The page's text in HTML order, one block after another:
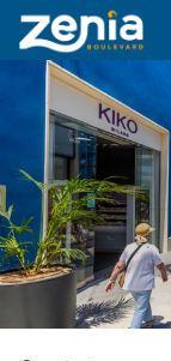
Ir al contenido principal